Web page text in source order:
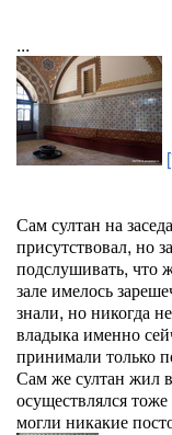
...
Сам султан на
присутствовал, но
подслушивать, что
зале имелось
знали, но никогда
владыка именно
принимали только
Сам же султан жил
осуществлялся
могли никакие